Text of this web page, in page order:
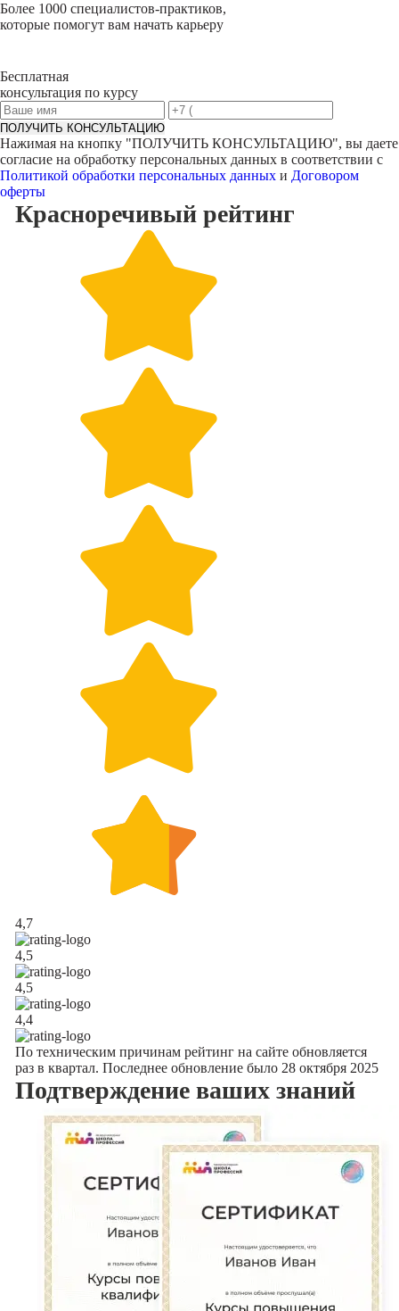
Более 1000 специалистов-практиков,
которые помогут вам начать карьеру
Бесплатная
консультация по курсу
ПОЛУЧИТЬ КОНСУЛЬТАЦИЮ
Нажимая на кнопку "ПОЛУЧИТЬ КОНСУЛЬТАЦИЮ", вы даете
согласие на обработку персональных данных в соответствии с
Политикой обработки персональных данных и Договором
оферты
Красноречивый рейтинг
4,7
4,5
4,5
4,4
По техническим причинам рейтинг на сайте обновляется
раз в квартал. Последнее обновление было 28 октября 2025
Подтверждение ваших знаний